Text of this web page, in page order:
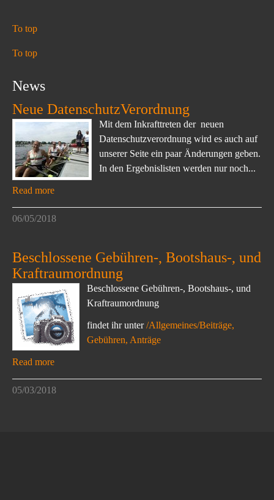
To top
To top
News
Neue DatenschutzVerordnung
Mit dem Inkrafttreten der neuen
Datenschutzverordnung wird es auch auf
unserer Seite ein paar Änderungen geben.
In den Ergebnislisten werden nur noch...
Read more
06/05/2018
Beschlossene Gebühren-, Bootshaus-, und
Kraftraumordnung
Beschlossene Gebühren-, Bootshaus-, und
Kraftraumordnung
findet ihr unter/Allgemeines/Beiträge,
Gebühren, Anträge
Read more
05/03/2018